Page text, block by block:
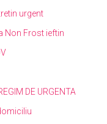
urgent
Non Frost ieftin
DE URGENTA